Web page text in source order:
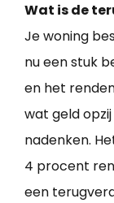
Wat is de
Je woning
nu een stuk
en het
wat geld
nadenken.
4 procent
een